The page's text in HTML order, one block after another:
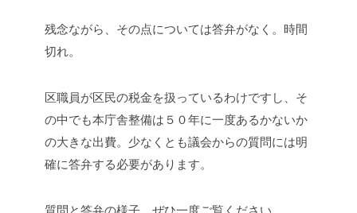
残念ながら、その点については答弁がなく。時間
切れ。
区職員が区民の税金を扱っているわけですし、そ
の中でも本庁舎整備は５０年に一度あるかないか
の大きな出費。少なくとも議会からの質問には明
確に答弁する必要があります。